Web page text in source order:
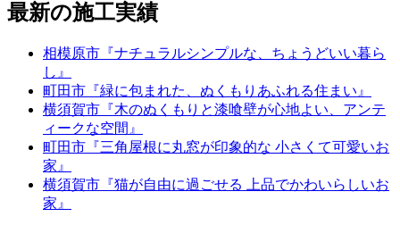
最新の施工実績
相模原市『ナチュラルシンプルな、ちょうどいい暮ら
し』
町田市『緑に包まれた、ぬくもりあふれる住まい』
横須賀市『木のぬくもりと漆喰壁が心地よい、アンテ
ィークな空間』
町田市『三角屋根に丸窓が印象的な 小さくて可愛いお
家』
横須賀市『猫が自由に過ごせる 上品でかわいらしいお
家』